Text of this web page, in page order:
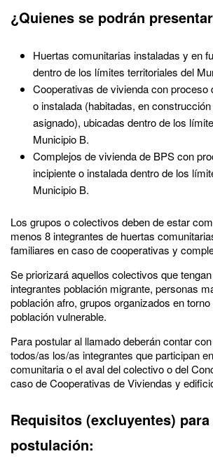
¿Quienes se podrán
Huertas comunitarias instaladas y en
dentro de los límites territoriales del
Cooperativas de vivienda con proceso
o instalada (habitadas, en
asignado), ubicadas dentro de los
Municipio B.
Complejos de vivienda de BPS con
incipiente o instalada dentro de los
Municipio B.
Los grupos o colectivos deben de estar
menos 8 integrantes de huertas
familiares en caso de cooperativas y
Se priorizará aquellos colectivos que
integrantes población migrante, personas
población afro, grupos organizados en
población vulnerable.
Para postular al llamado deberán contar
todos/as los/as integrantes que participan
comunitaria o el aval del colectivo o del
caso de Cooperativas de Viviendas y
Requisitos (excluyentes) para
postulación: